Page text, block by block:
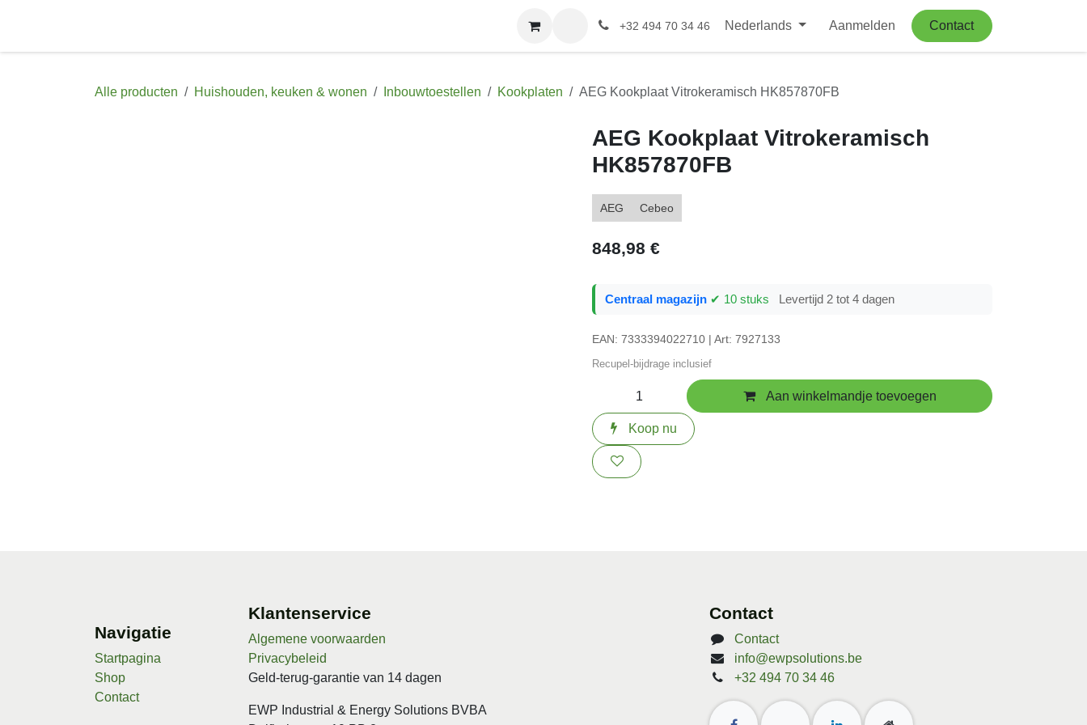
Elektrische installatie +32 494 70 34 46 Nederlands Aanmelden Contact
Alle producten Huishouden, keuken & wonen Inbouwtoestellen Kookplaten AEG Kookplaat Vitrokeramisch HK857870FB
AEG Kookplaat Vitrokeramisch
HK857870FB
AEG Cebeo
848,98
Centraal magazijn ✔ 10 stuks Levertijd 2 tot 4 dagen
EAN: 7333394022710 | Art: 7927133
Recupel-bijdrage inclusief
Aan winkelmandje toevoegen
Koop nu
Klantenservice Contact